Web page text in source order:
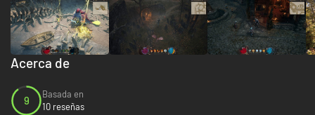
Acerca de
9
Basada en
10 reseñas